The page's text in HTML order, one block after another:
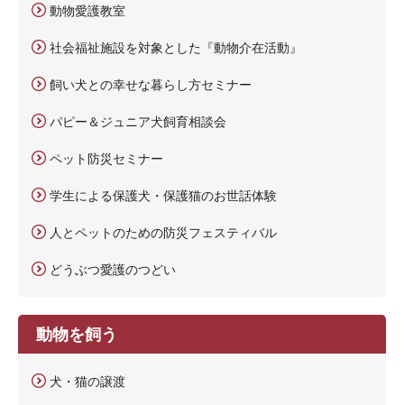
動物愛護教室
社会福祉施設を対象とした『動物介在活動』
飼い犬との幸せな暮らし方セミナー
パピー＆ジュニア犬飼育相談会
ペット防災セミナー
学生による保護犬・保護猫のお世話体験
人とペットのための防災フェスティバル
どうぶつ愛護のつどい
動物を飼う
犬・猫の譲渡